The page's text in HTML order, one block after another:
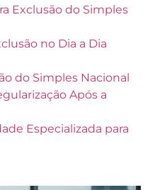
Exclusão do Simples
no Dia a Dia
do Simples Nacional
Após a
Especializada para